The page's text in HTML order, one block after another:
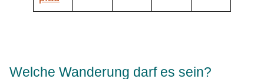
Welche Wanderung darf es sein?